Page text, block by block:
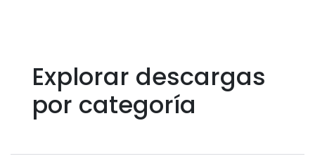
Explorar descargas
por categoría